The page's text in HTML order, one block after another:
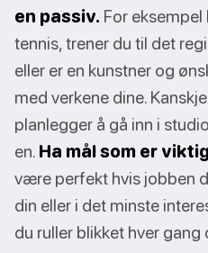
en passiv. For eksempel
tennis, trener du til det
eller er en kunstner og
med verkene dine.
planlegger å gå inn i
en. Ha mål som er
være perfekt hvis jobben
din eller i det minste
du ruller blikket hver